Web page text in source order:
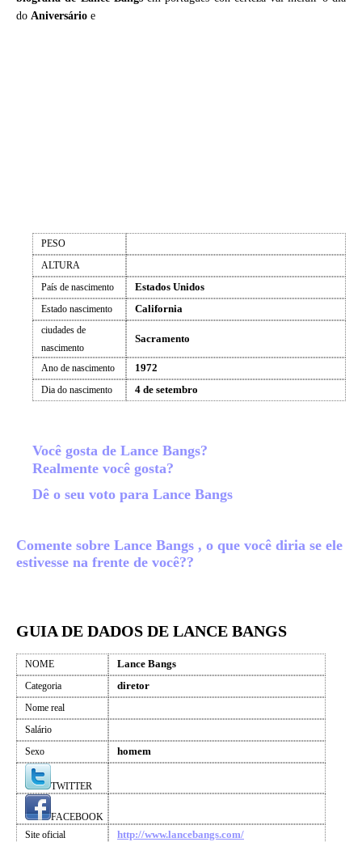
do Aniversário e
PESO
ALTURA
País de nascimento
Estados Unidos
Estado nascimento California
ciudades de
nascimento
Sacramento
Ano de nascimento 1972
Dia do nascimento 4 de setembro
Você gosta de Lance Bangs?
Realmente você gosta?
Dê o seu voto para Lance Bangs
Comente sobre Lance Bangs , o que você diria se ele
estivesse na frente de você??
GUIA DE DADOS DE LANCE BANGS
NOME Lance Bangs
Categoria diretor
Nome real
Salário
Sexo
homem
TWITTER
FACEBOOK
Site oficial
http://www.lancebangs.com/